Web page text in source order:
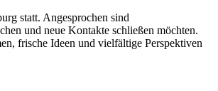
statt. Angesprochen sind
und neue Kontakte schließen möchten.
frische Ideen und vielfältige Perspektiven